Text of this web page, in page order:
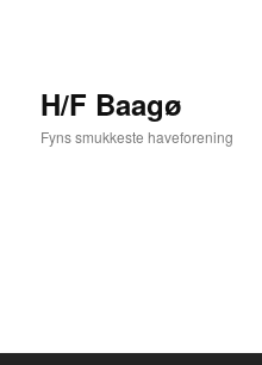
H/F Baagø
Fyns smukkeste haveforening